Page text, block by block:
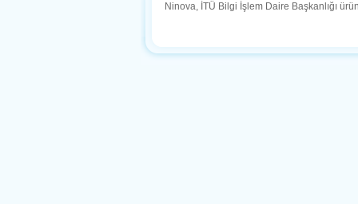
Ninova, İTÜ Bilgi İşlem Daire Başkanlığı